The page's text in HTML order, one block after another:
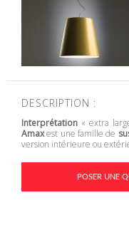
DESCRIPTION :
Interprétation « extra
Amaxest une famille de
version intérieure ou
POSER UNE